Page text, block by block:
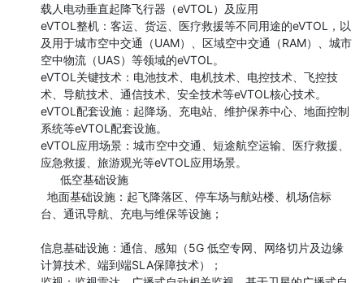
载人电动垂直起降飞行器（eVTOL）及应用
eVTOL整机：客运、货运、医疗救援等不同用途的eVTOL，以
及用于城市空中交通（UAM）、区域空中交通（RAM）、城市
空中物流（UAS）等领域的eVTOL。
eVTOL关键技术：电池技术、电机技术、电控技术、飞控技
术、导航技术、通信技术、安全技术等eVTOL核心技术。
eVTOL配套设施：起降场、充电站、维护保养中心、地面控制
系统等eVTOL配套设施。
eVTOL应用场景：城市空中交通、短途航空运输、医疗救援、
应急救援、旅游观光等eVTOL应用场景。
台、通讯导航、充电与维保等设施；
信息基础设施：通信、感知（5G 低空专网、网络切片及边缘
计算技术、端到端SLA保障技术）；